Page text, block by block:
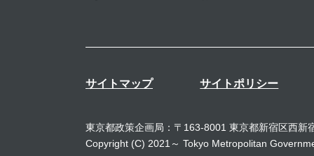
サイトマップ サイトポリシー
東京都政策企画局：〒163-8001 東京都新宿区西新
Copyright (C) 2021～ Tokyo Metropolitan